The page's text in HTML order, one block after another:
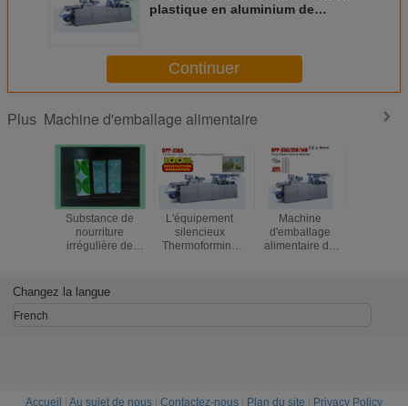
plastique en aluminium de
profonde
Continuer
Plus Machine d'emballage alimentaire
Substance de
nourriture
irrégulière de
habillage
transparent
L'équipement
silencieux
Thermoforming
Machine
d'emballage
alimentaire de
Changez la langue
French
Accueil Au sujet de nous Contactez-nous Plan du site Privacy Policy